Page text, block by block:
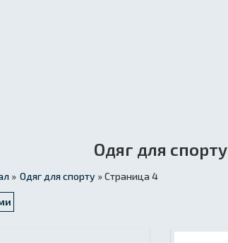
Одяг для спорту
» Одяг для спорту » Страница 4